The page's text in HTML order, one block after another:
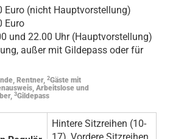
Euro (nicht Hauptvorstellung)
Euro
und 22.00 Uhr (Hauptvorstellung)
außer mit Gildepass oder für
Rentner, 2Gäste mit
Arbeitslose und
3Gildepass
Hintere Sitzreihen (10-